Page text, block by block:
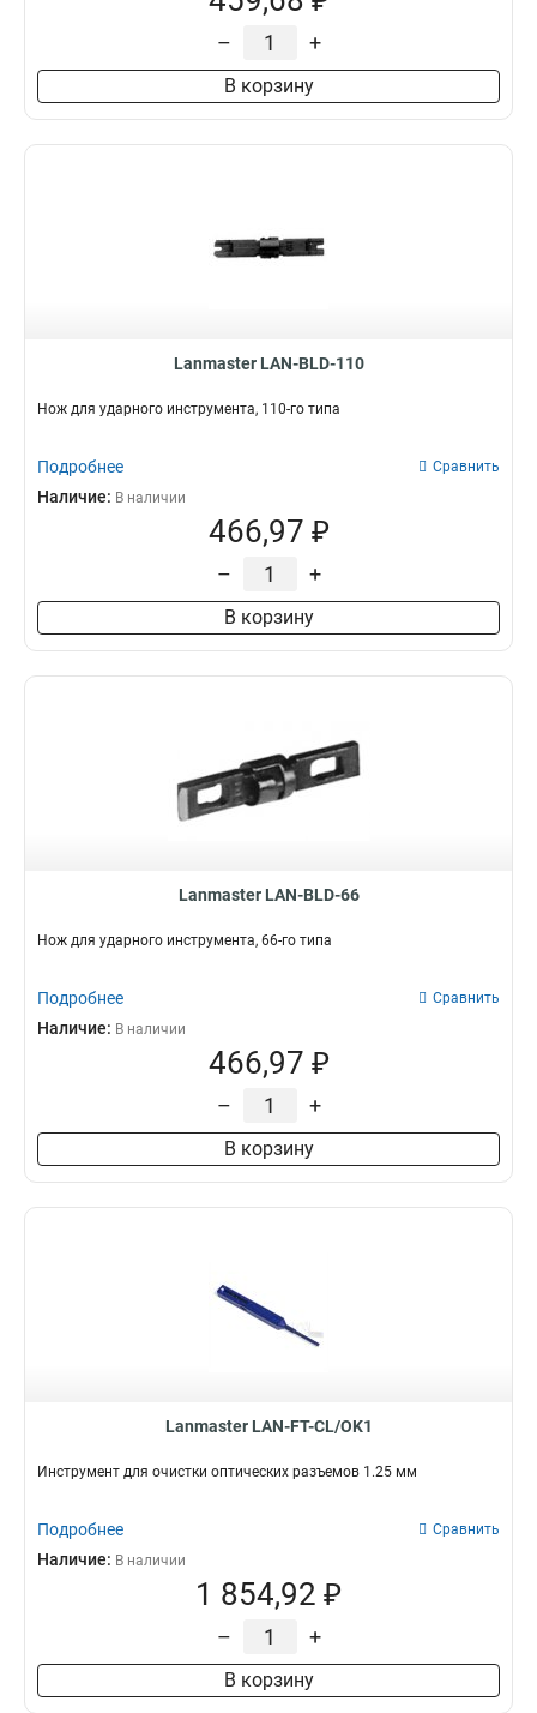
– +
В корзину
Lanmaster LAN-BLD-110
Нож для ударного инструмента, 110-го типа
Подробнее Сравнить
Наличие: В наличии
466,97 ₽
– +
В корзину
Lanmaster LAN-BLD-66
Нож для ударного инструмента, 66-го типа
Подробнее Сравнить
Наличие: В наличии
466,97 ₽
– +
В корзину
Lanmaster LAN-FT-CL/OK1
Инструмент для очистки оптических разъемов 1.25 мм
Подробнее Сравнить
Наличие: В наличии
1 854,92 ₽
– +
В корзину